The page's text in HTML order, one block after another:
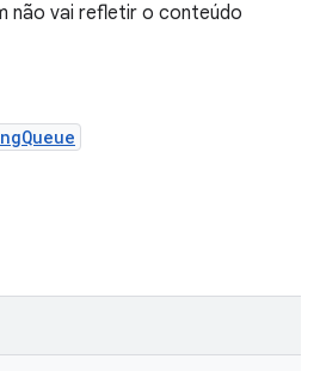
não vai refletir o conteúdo